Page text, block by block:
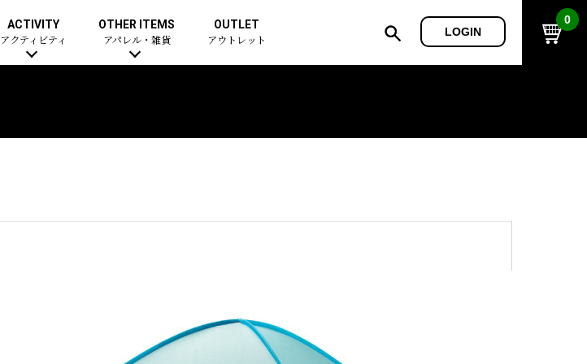
ACTIVITY
アクティビティ
OTHER ITEMS
アパレル・雑貨
OUTLET
アウトレット
LOGIN
0